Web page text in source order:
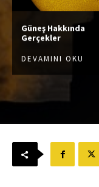
Güneş Hakkında
Gerçekler
DEVAMINI OKU